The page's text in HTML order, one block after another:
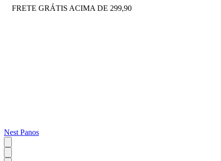
FRETE GRÁTIS ACIMA DE 299,90
Nest Panos